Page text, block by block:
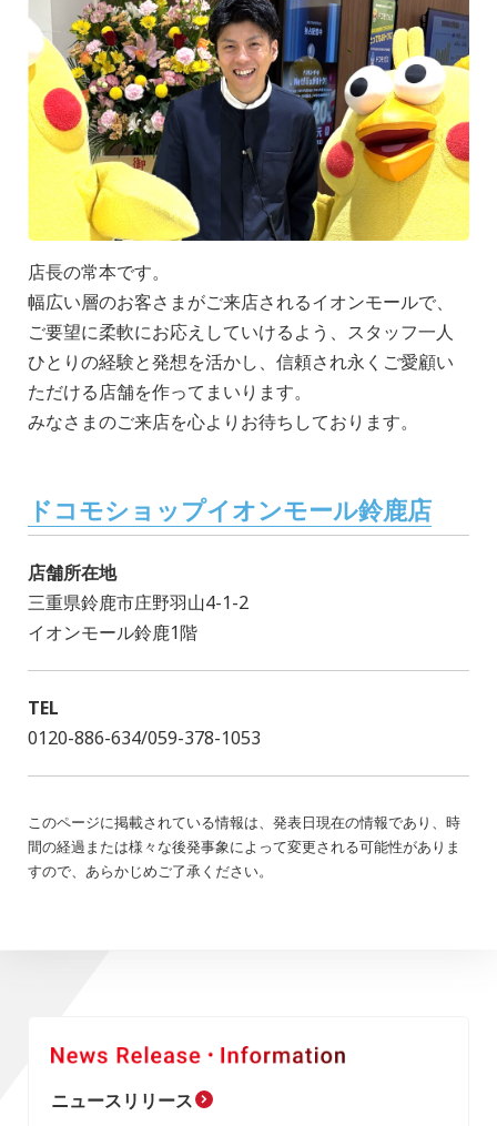
店長の常本です。
幅広い層のお客さまがご来店されるイオンモールで、
ご要望に柔軟にお応えしていけるよう、スタッフ一人
ひとりの経験と発想を活かし、信頼され永くご愛顧い
ただける店舗を作ってまいります。
みなさまのご来店を心よりお待ちしております。
ドコモショップイオンモール鈴鹿店
店舗所在地
三重県鈴鹿市庄野羽山4-1-2
イオンモール鈴鹿1階
TEL
0120-886-634/059-378-1053
このページに掲載されている情報は、発表日現在の情報であり、時
間の経過または様々な後発事象によって変更される可能性がありま
すので、あらかじめご了承ください。
ニュースリリース